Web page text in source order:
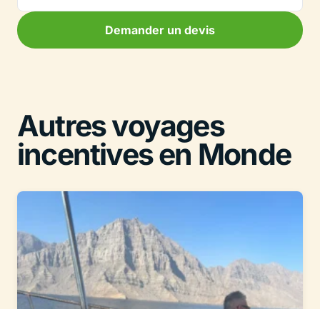
Demander un devis
Autres voyages
incentives en Monde